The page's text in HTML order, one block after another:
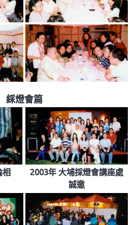
綵燈會篇
相
2003年 大埔採燈會講座處
誠邀